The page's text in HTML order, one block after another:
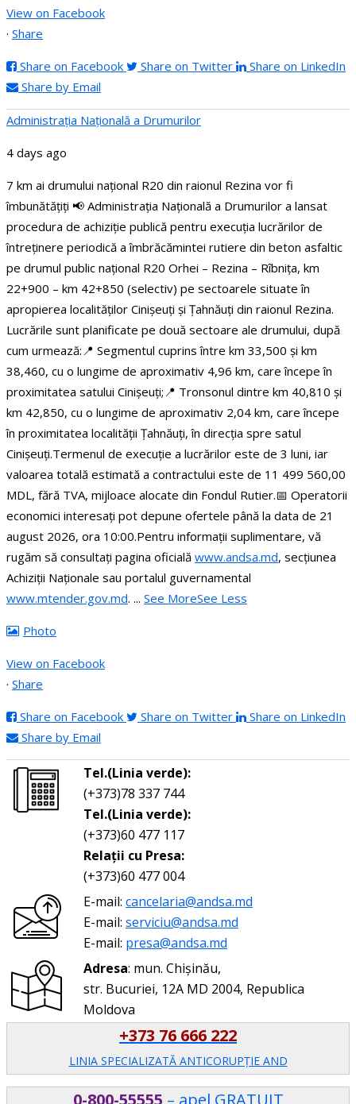
View on Facebook
· Share
Share on Facebook Share on Twitter
Share on LinkedIn
Share by Email
Administraţia Națională a Drumurilor
4 days ago
7 km ai drumului național R20 din raionul Rezina vor fi
îmbunătățiți 📢 Administrația Națională a Drumurilor a lansat
procedura de achiziție publică pentru execuția lucrărilor de
întreținere periodică a îmbrăcămintei rutiere din beton asfaltic
pe drumul public național R20 Orhei – Rezina – Rîbnița, km
22+900 – km 42+850 (selectiv) pe sectoarele situate în
apropierea localităților Cinișeuți și Țahnăuți din raionul Rezina.
Lucrările sunt planificate pe două sectoare ale drumului, după
cum urmează:📍 Segmentul cuprins între km 33,500 și km
38,460, cu o lungime de aproximativ 4,96 km, care începe în
proximitatea satului Cinișeuți;📍 Tronsonul dintre km 40,810 și
km 42,850, cu o lungime de aproximativ 2,04 km, care începe
în proximitatea localității Țahnăuți, în direcția spre satul
Cinișeuți.Termenul de execuție a lucrărilor este de 3 luni, iar
valoarea totală estimată a contractului este de 11 499 560,00
MDL, fără TVA, mijloace alocate din Fondul Rutier.📅 Operatorii
economici interesați pot depune ofertele până la data de 21
august 2026, ora 10:00.Pentru informații suplimentare, vă
rugăm să consultați pagina oficială www.andsa.md, secțiunea
Achiziții Naționale sau portalul guvernamental
www.mtender.gov.md. ... See MoreSee Less
Photo
View on Facebook
· Share
Share on Facebook Share on Twitter
Share on LinkedIn
Share by Email
Tel.(Linia verde):
(+373)78 337 744
Tel.(Linia verde):
(+373)60 477 117
Relații cu Presa:
(+373)60 477 004
E-mail: cancelaria@andsa.md
E-mail: serviciu@andsa.md
E-mail: presa@andsa.md
Adresa: mun. Chișinău,
str. Bucuriei, 12A MD 2004, Republica
Moldova
+373 76 666 222
LINIA SPECIALIZATĂ ANTICORUPŢIE AND